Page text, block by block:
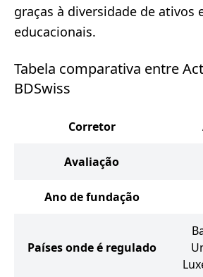
graças à diversidade de ativos
educacionais.
Tabela comparativa entre
BDSwiss
Corretor
Avaliação
Ano de fundação
Países onde é regulado